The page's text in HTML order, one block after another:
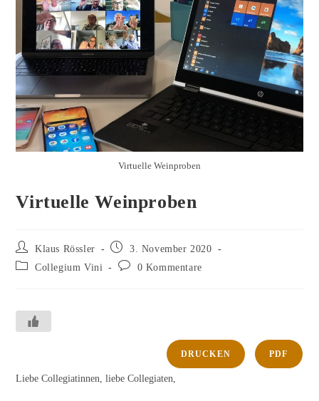
Virtuelle Weinproben
Virtuelle Weinproben
Beitrags-
Autor:
Klaus Rössler
Beitrag
veröffentlicht:
3. November 2020
Beitrags-Collegium Vini
Beitrags-0 Kommentare
DRUCKEN PDF
Liebe Collegiatinnen, liebe Collegiaten,